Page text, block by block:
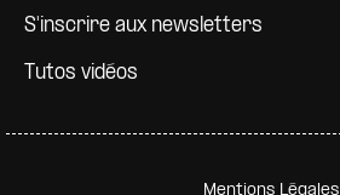
S'inscrire aux newsletters
Tutos vidéos
Pied de page secondaire
Mentions Légales